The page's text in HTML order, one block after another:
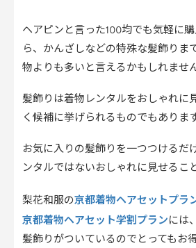
ヘアピンと言った100均でも気軽に
ら、かんざしなどの特殊な髪飾りま
物よりも多いと言えるかもしれませ
髪飾りは着物レンタルをおしゃれに
く候補に挙げられるものでもあります
お気に入りの髪飾りを一つつけるだ
ンタルではないおしゃれに見せるこ
梨花和服の京都着物ヘアセットプラ
京都着物ヘアセット学割プランには
髪飾りがついているのでとってもお